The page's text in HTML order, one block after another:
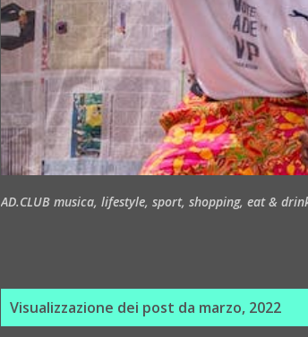
AD.CLUB musica, lifestyle, sport, shopping, eat &
Visualizzazione dei post da marzo, 2022